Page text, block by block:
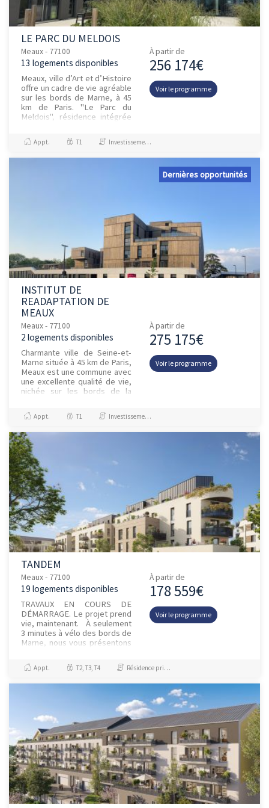
LE PARC DU MELDOIS
Meaux - 77100
13 logements disponibles
Meaux, ville d’Art et d’Histoire
offre un cadre de vie agréable
sur les bords de Marne, à 45
km de Paris. "Le Parc du
Meldois", résidence intégrée
qui, par son empl...
À partir de
256 174€
Voir le programme
Appt. T1 Investissement et Défiscalisation
Dernières opportunités
INSTITUT DE
READAPTATION DE
MEAUX
Meaux - 77100
2 logements disponibles
Charmante ville de Seine-et-
Marne située à 45 km de Paris,
Meaux est une commune avec
une excellente qualité de vie,
nichée sur les bords de la
ultraspécialisé et en...
À partir de
275 175€
Voir le programme
Appt. T1 Investissement et Défiscalisation
TANDEM
Meaux - 77100
19 logements disponibles
TRAVAUX EN COURS DE
DÉMARRAGE. Le projet prend
vie, maintenant. À seulement
3 minutes à vélo des bords de
Marne, nous vous présentons
contemporaine de 58
appartemen...
À partir de
178 559€
Voir le programme
Appt. T2, T3, T4 Résidence principale / PTZ, Investissement et Défiscalisation